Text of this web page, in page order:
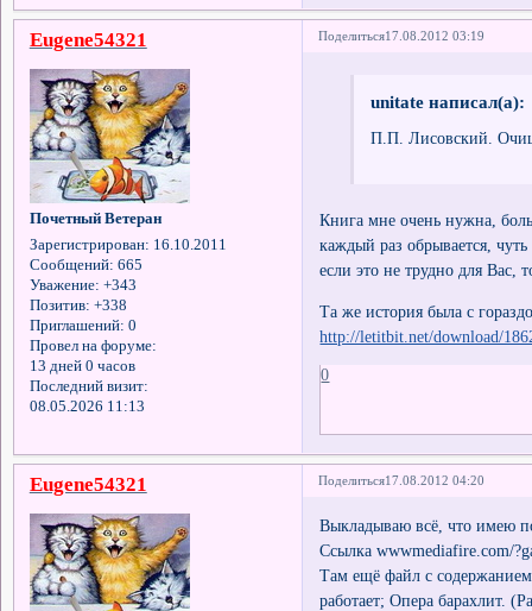
Поделиться17.08.2012 03:19
Eugene54321
Почетный Ветеран
Зарегистрирован: 16.10.2011
Сообщений: 665
Уважение: +343
Позитив: +338
Приглашений: 0
Провел на форуме:
13 дней 0 часов
Последний визит:
08.05.2026 11:13
unitate написал(а):
П.П. Лисовский.
Книга мне очень нужна,
каждый раз обрывается,
если это не трудно для Вас,
Та же история была с
http://letitbit.net/download/
0
Поделиться17.08.2012 04:20
Eugene54321
Выкладываю всё, что имею
Ссылка wwwmediafire.com/
Там ещё файл с
работает; Опера барахлит.